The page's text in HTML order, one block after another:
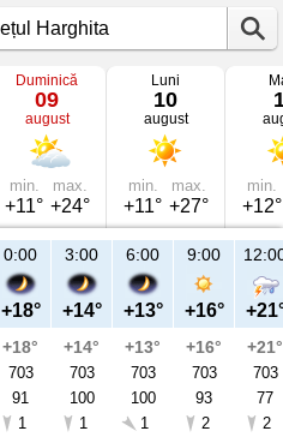
Duminică
09
august
min.
+11°
max.
+24°
Luni
10
august
min.
+11°
max.
+27°
min.
+12°
0:00
+18°
+18°
703
91
1
3:00
+14°
+14°
703
100
1
6:00
+13°
+13°
703
100
1
9:00
+16°
+16°
703
93
2
+21°
703
77
2